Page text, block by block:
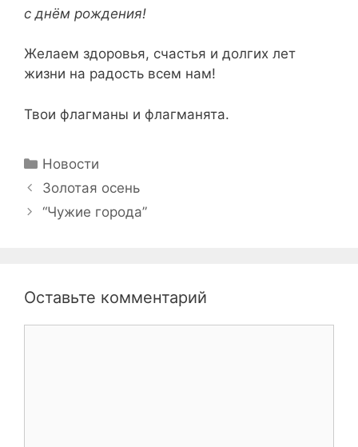
с днём рождения!
Желаем здоровья, счастья и долгих лет
жизни на радость всем нам!
Твои флагманы и флагманята.
Рубрики
Новости
Навигация
записи
Золотая осень
“Чужие города”
Оставьте комментарий